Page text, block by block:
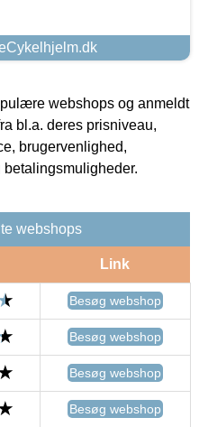
webshops og anmeldt
bl.a. deres prisniveau,
brugervenlighed,
betalingsmuligheder.
webshops
Link
Besøg webshop
Besøg webshop
Besøg webshop
Besøg webshop